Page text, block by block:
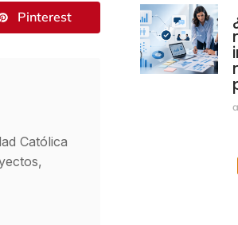
Pinterest
Católica